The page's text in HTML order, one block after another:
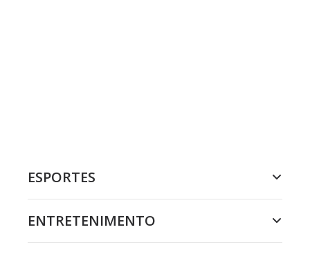
ESPORTES
ENTRETENIMENTO